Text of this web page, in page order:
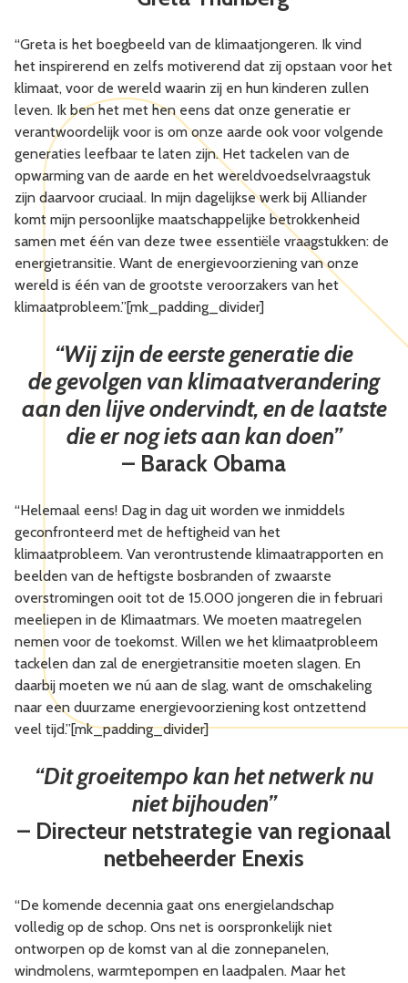
“Greta is het boegbeeld van de klimaatjongeren. Ik vind
het inspirerend en zelfs motiverend dat zij opstaan voor het
klimaat, voor de wereld waarin zij en hun kinderen zullen
leven. Ik ben het met hen eens dat onze generatie er
verantwoordelijk voor is om onze aarde ook voor volgende
generaties leefbaar te laten zijn. Het tackelen van de
opwarming van de aarde en het wereldvoedselvraagstuk
zijn daarvoor cruciaal. In mijn dagelijkse werk bij Alliander
komt mijn persoonlijke maatschappelijke betrokkenheid
samen met één van deze twee essentiële vraagstukken: de
energietransitie. Want de energievoorziening van onze
wereld is één van de grootste veroorzakers van het
klimaatprobleem.”[mk_padding_divider]
“Wij zijn de eerste generatie die
de gevolgen van klimaatverandering
aan den lijve ondervindt, en de laatste
die er nog iets aan kan doen”
– Barack Obama
“Helemaal eens! Dag in dag uit worden we inmiddels
geconfronteerd met de heftigheid van het
klimaatprobleem. Van verontrustende klimaatrapporten en
beelden van de heftigste bosbranden of zwaarste
overstromingen ooit tot de 15.000 jongeren die in februari
meeliepen in de Klimaatmars. We moeten maatregelen
nemen voor de toekomst. Willen we het klimaatprobleem
tackelen dan zal de energietransitie moeten slagen. En
daarbij moeten we nú aan de slag, want de omschakeling
naar een duurzame energievoorziening kost ontzettend
veel tijd.”[mk_padding_divider]
“Dit groeitempo kan het netwerk nu
niet bijhouden”
– Directeur netstrategie van regionaal
netbeheerder Enexis
“De komende decennia gaat ons energielandschap
volledig op de schop. Ons net is oorspronkelijk niet
ontworpen op de komst van al die zonnepanelen,
windmolens, warmtepompen en laadpalen. Maar het